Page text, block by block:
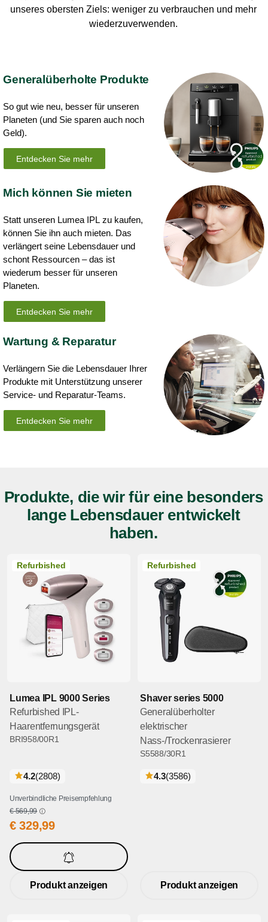
unseres obersten Ziels: weniger zu verbrauchen und mehr
wiederzuverwenden.
Generalüberholte Produkte
So gut wie neu, besser für unseren
Planeten (und Sie sparen auch noch
Geld).
Entdecken Sie mehr
Mich können Sie mieten
Statt unseren Lumea IPL zu kaufen,
können Sie ihn auch mieten. Das
verlängert seine Lebensdauer und
schont Ressourcen – das ist
wiederum besser für unseren
Planeten.
Entdecken Sie mehr
Wartung & Reparatur
Verlängern Sie die Lebensdauer Ihrer
Produkte mit Unterstützung unserer
Service- und Reparatur-Teams.
Entdecken Sie mehr
Produkte, die wir für eine besonders
lange Lebensdauer entwickelt
haben​.
Refurbished
Lumea IPL 9000 Series
Refurbished IPL-
Haarentfernungsgerät
BRI958/00R1
4.2(2808bewertungen
)
Unverbindliche Preisempfehlung
€ 569,99
€ 329,99
Mich informieren
Produkt anzeigen
Refurbished
Shaver series 5000
Generalüberholter
elektrischer
Nass-/Trockenrasierer
S5588/30R1
4.3(3586bewertungen
)
Produkt anzeigen